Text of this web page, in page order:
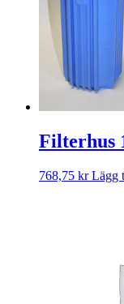
Filterhus
768,75 kr Lägg